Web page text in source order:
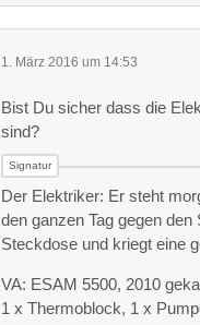
1. März 2016 um 14:53
Bist Du sicher dass die
sind?
Der Elektriker: Er steht
den ganzen Tag gegen
Steckdose und kriegt eine
VA: ESAM 5500, 2010
1 x Thermoblock, 1 x